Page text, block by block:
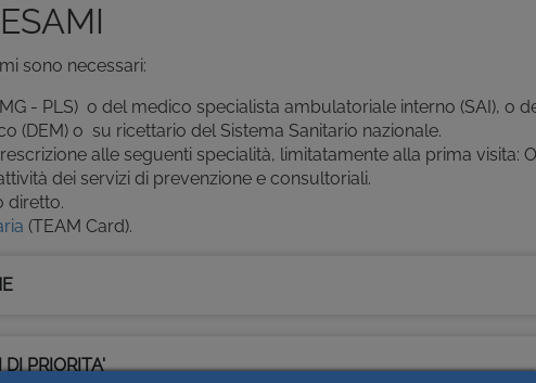
sono necessari:
- PLS) o del medico specialista ambulatoriale interno (SAI), o
(DEM) o su ricettario del Sistema Sanitario nazionale.
alle seguenti specialità, limitatamente alla prima visita:
dei servizi di prevenzione e consultoriali.
diretto.
(TEAM Card).
PRIORITA'